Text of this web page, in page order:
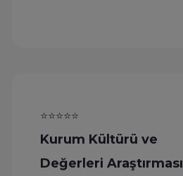
⭐⭐⭐⭐⭐
Kurum Kültürü ve
Değerleri Araştırması